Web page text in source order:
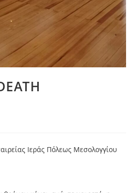
Ιεράς Πόλεως Μεσολογγίου